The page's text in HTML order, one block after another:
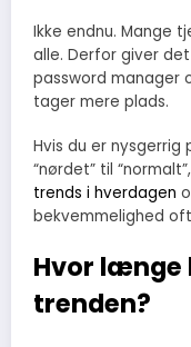
Ikke endnu. Mange
alle. Derfor giver
password manager
tager mere plads.
Hvis du er
“nørdet” til
trends i hverdagen
bekvemmelighed
Hvor længe
trenden?